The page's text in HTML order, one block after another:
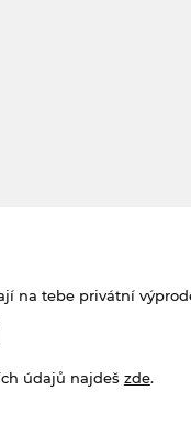
na tebe privátní
údajů najdeš zde.